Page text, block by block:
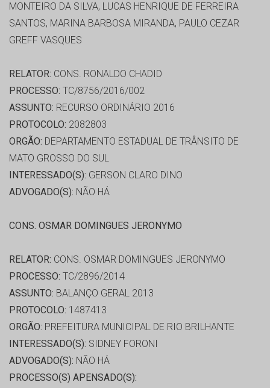
MONTEIRO DA SILVA, LUCAS HENRIQUE DE FERREIRA
SANTOS, MARINA BARBOSA MIRANDA, PAULO CEZAR
GREFF VASQUES
RELATOR: CONS. RONALDO CHADID
PROCESSO: TC/8756/2016/002
ASSUNTO: RECURSO ORDINÁRIO 2016
PROTOCOLO: 2082803
ORGÃO: DEPARTAMENTO ESTADUAL DE TRÂNSITO DE
MATO GROSSO DO SUL
INTERESSADO(S): GERSON CLARO DINO
ADVOGADO(S): NÃO HÁ
CONS. OSMAR DOMINGUES JERONYMO
RELATOR: CONS. OSMAR DOMINGUES JERONYMO
PROCESSO: TC/2896/2014
ASSUNTO: BALANÇO GERAL 2013
PROTOCOLO: 1487413
ORGÃO: PREFEITURA MUNICIPAL DE RIO BRILHANTE
INTERESSADO(S): SIDNEY FORONI
ADVOGADO(S): NÃO HÁ
PROCESSO(S) APENSADO(S):